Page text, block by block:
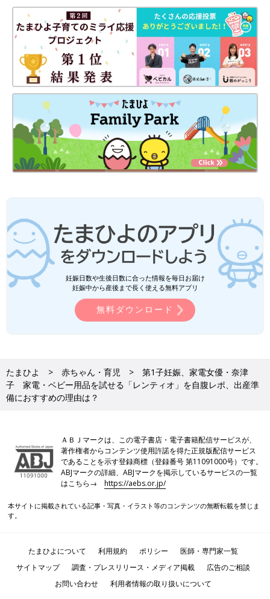
妊娠日数や生後日数に合った情報を毎日お届け
妊娠中から産後まで長く使える無料アプリ
無料ダウンロード
たまひよ 赤ちゃん・育児
第1子妊娠、家電女優・奈津
子 家電・ベビー用品を試せる「レンティオ」を自腹レポ、出産準
備におすすめの理由は？
ＡＢＪマークは、この電子書店・電子書籍配信サービスが、
著作権者からコンテンツ使用許諾を得た正規版配信サービス
であることを示す登録商標（登録番号 第11091000号）です。
ABJマークの詳細、ABJマークを掲示しているサービスの一覧
はこちら→https://aebs.or.jp/
本サイトに掲載されている記事・写真・イラスト等のコンテンツの無断転載を禁じま
す。
たまひよについて 利用規約 ポリシー
医師・専門家一覧
サイトマップ
調査・プレスリリース・メディア掲載
広告のご相談
お問い合わせ
利用者情報の取り扱いについて